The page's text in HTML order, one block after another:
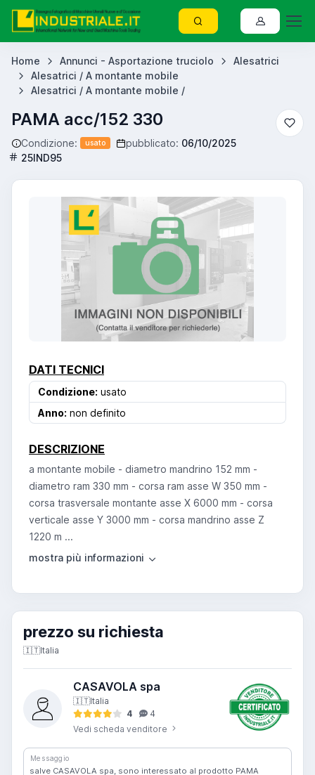
Home Annunci - Asportazione truciolo
Alesatrici
Alesatrici / A montante mobile
Alesatrici / A montante mobile /
PAMA acc/152 330
Condizione: usato pubblicato: 06/10/2025
25IND95
DATI TECNICI
Condizione: usato
Anno: non definito
DESCRIZIONE
a montante mobile - diametro mandrino 152 mm -
diametro ram 330 mm - corsa ram asse W 350 mm -
corsa trasversale montante asse X 6000 mm - corsa
verticale asse Y 3000 mm - corsa mandrino asse Z
1220 m ...
prezzo su richiesta
🇮🇹Italia
CASAVOLA spa
🇮🇹Italia
4
4
Vedi scheda venditore
Messaggio